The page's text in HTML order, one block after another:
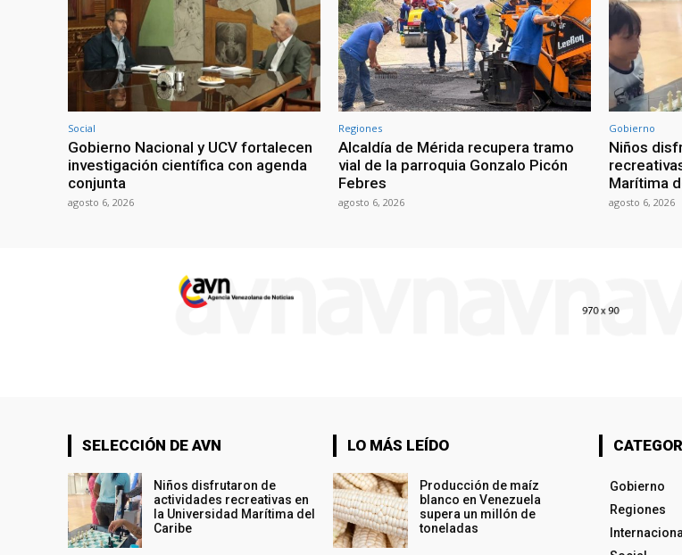
Social
Gobierno Nacional y UCV fortalecen
investigación científica con agenda
conjunta
agosto 6, 2026
Regiones
Alcaldía de Mérida recupera tramo
vial de la parroquia Gonzalo Picón
Febres
agosto 6, 2026
Gobierno
Niños
Marítima
agosto 6, 2026
SELECCIÓN DE AVN
Niños disfrutaron de
actividades recreativas en
la Universidad Marítima del
Caribe
LO MÁS LEÍDO
Producción de maíz
blanco en Venezuela
supera un millón de
toneladas
Gobierno
Regiones